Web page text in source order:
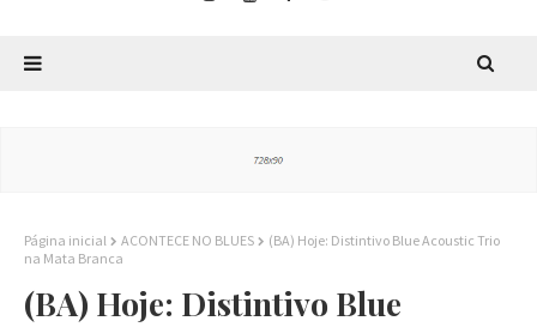
Página inicial ACONTECE NO BLUES
(BA) Hoje: Distintivo Blue Acoustic Trio
na Mata Branca
(BA) Hoje: Distintivo Blue